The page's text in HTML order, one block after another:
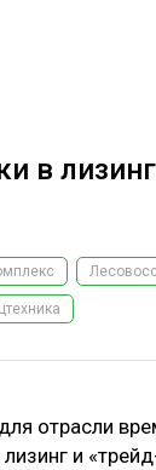
в
отрасли
и